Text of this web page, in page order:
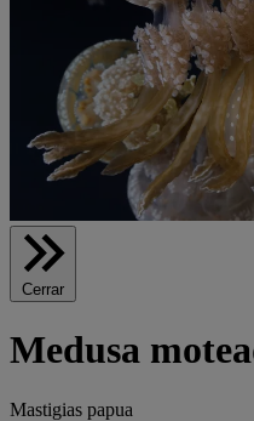
Cerrar
Medusa
Mastigias papua